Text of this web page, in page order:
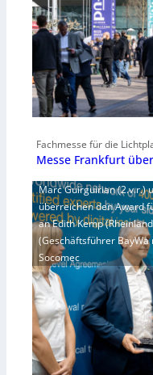
Fachmesse für die
Messe Frankfurt
Marc Guirguirian (2.v.r.)
überreichen den Award
an Edith Kemp
(Geschäftsführer BayWa
Socomec